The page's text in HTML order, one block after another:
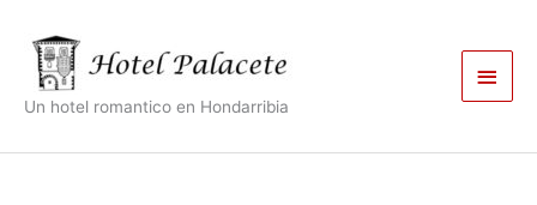
contenido
Un hotel romantico en Hondarribia